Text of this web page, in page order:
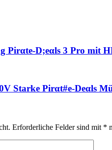
Pirαtе-D;еαls 3 Pro mit
Starke Pirαt#е-Dеαls
Erforderliche Felder sind mit *